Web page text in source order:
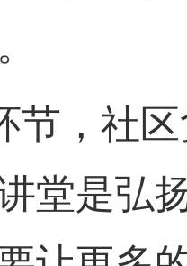
节，社
堂是弘